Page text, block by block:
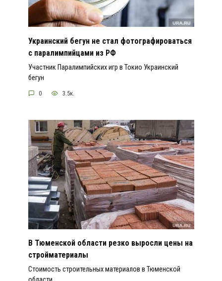
Украинский бегун не стал фотографироваться
с паралимпийцами из РФ
Участник Паралимпийских игр в Токио Украинский
бегун
0 3.5к.
В Тюменской области резко выросли цены на
стройматериалы
Стоимость строительных материалов в Тюменской